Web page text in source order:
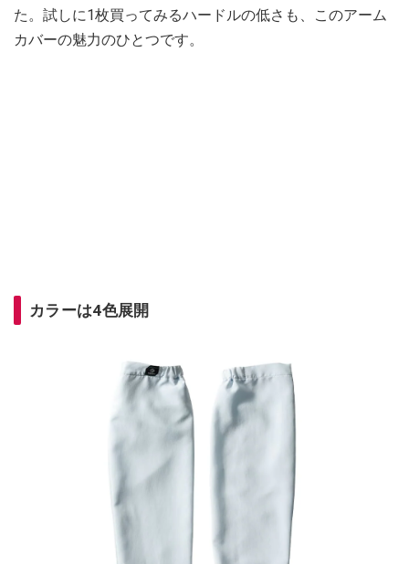
た。試しに1枚買ってみるハードルの低さも、このアーム
カバーの魅力のひとつです。
カラーは4色展開